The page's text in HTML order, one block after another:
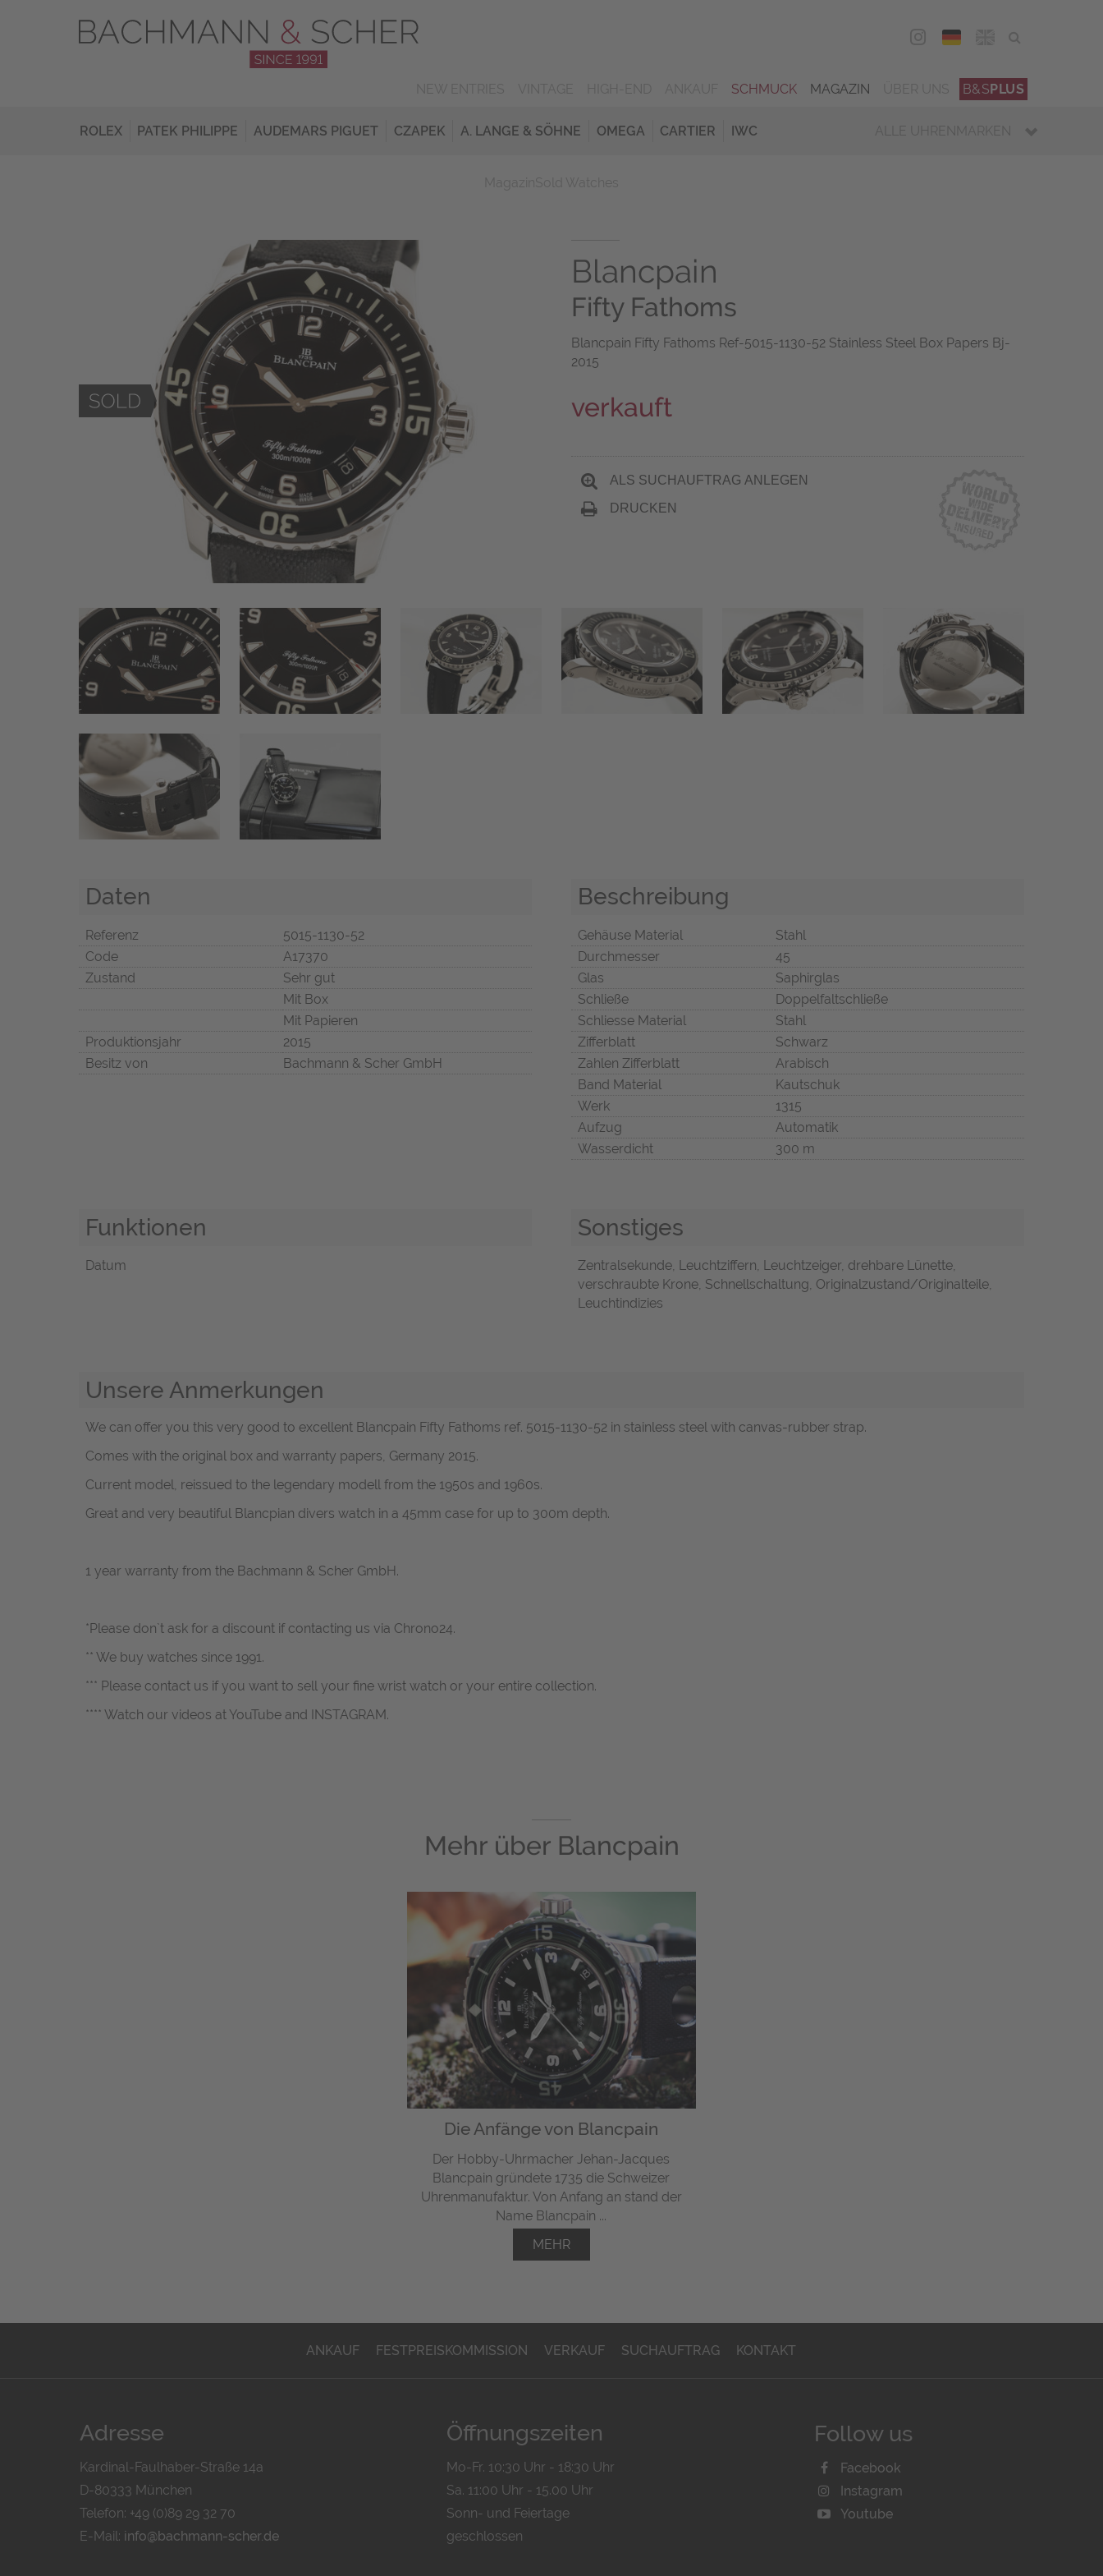
DEU
SCHMUCK MAGAZIN B&SPLUS
ROLEX PATEK PHILIPPE AUDEMARS PIGUET CZAPEK A. LANGE & SÖHNE OMEGA CARTIER IWC ALLE UHRENMARKEN
Blancpain
Fifty Fathoms
Blancpain Fifty Fathoms Ref-5015-1130-52 Stainless Steel Box Papers Bj-
2015
verkauft
ALS SUCHAUFTRAG ANLEGEN
DRUCKEN
Daten
Referenz
5015-1130-52
Code
A17370
Zustand
Sehr gut
Mit Box
Mit Papieren
Produktionsjahr
2015
Besitz von
Bachmann & Scher GmbH
Beschreibung
Gehäuse Material
Stahl
Durchmesser
45
Glas
Saphirglas
Schließe
Doppelfaltschließe
Schliesse Material
Stahl
Zifferblatt
Schwarz
Zahlen Zifferblatt
Arabisch
Band Material
Kautschuk
Werk
1315
Aufzug
Automatik
Wasserdicht
300 m
Funktionen
Datum
Sonstiges
Zentralsekunde, Leuchtziffern, Leuchtzeiger, drehbare Lünette,
verschraubte Krone, Schnellschaltung, Originalzustand/Originalteile,
Leuchtindizies
Unsere Anmerkungen
We can offer you this very good to excellent Blancpain Fifty Fathoms ref. 5015-1130-52 in stainless steel with canvas-rubber strap.
Comes with the original box and warranty papers, Germany 2015.
Current model, reissued to the legendary modell from the 1950s and 1960s.
Great and very beautiful Blancpian divers watch in a 45mm case for up to 300m depth.
1 year warranty from the Bachmann & Scher GmbH.
*Please don`t ask for a discount if contacting us via Chrono24.
** We buy watches since 1991.
*** Please contact us if you want to sell your fine wrist watch or your entire collection.
**** Watch our videos at YouTube and INSTAGRAM.
Mehr über Blancpain
Die Anfänge von Blancpain
Der Hobby-Uhrmacher Jehan-Jacques
Blancpain gründete 1735 die Schweizer
Uhrenmanufaktur. Von Anfang an stand der
Name Blancpain ...
MEHR
ANKAUF FESTPREISKOMMISSION VERKAUF SUCHAUFTRAG KONTAKT
Adresse
Kardinal-Faulhaber-Straße 14a
D-80333 München
Telefon: +49 (0)89 29 32 70
E-Mail: info@bachmann-scher.de
Öffnungszeiten
Mo-Fr. 10:30 Uhr - 18:30 Uhr
Sa. 11:00 Uhr - 15.00 Uhr
Sonn- und Feiertage
geschlossen
Follow us
Facebook
Instagram
Youtube